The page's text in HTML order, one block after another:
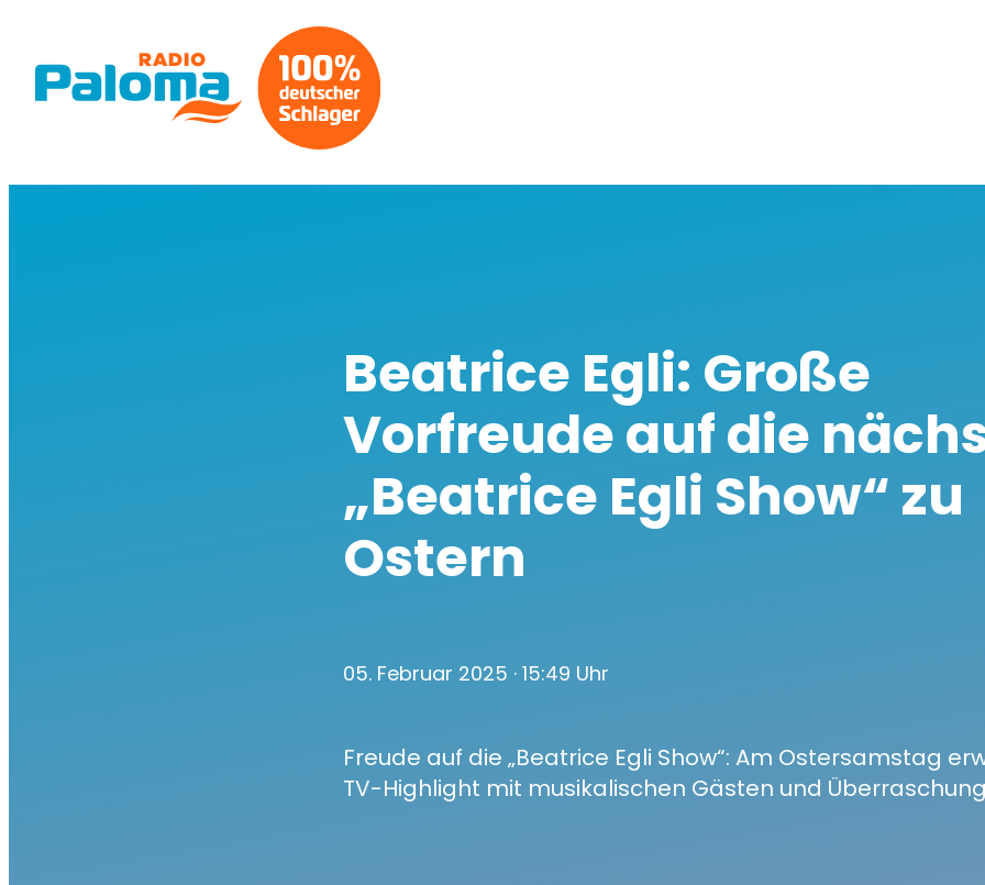
Beatrice Egli: Große
Vorfreude auf die
„Beatrice Egli Show“ zu
Ostern
05. Februar 2025 · 15:49 Uhr
Freude auf die „Beatrice Egli Show“: Am Ostersamstag
TV-Highlight mit musikalischen Gästen und